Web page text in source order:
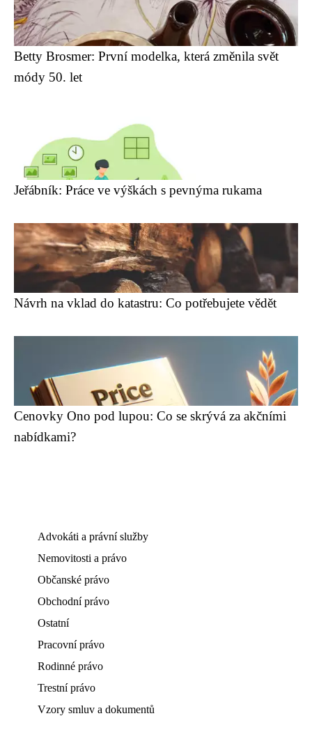
Betty Brosmer: První modelka, která změnila svět
módy 50. let
Jeřábník: Práce ve výškách s pevnýma rukama
Návrh na vklad do katastru: Co potřebujete vědět
Cenovky Ono pod lupou: Co se skrývá za akčními
nabídkami?
Advokáti a právní služby
Nemovitosti a právo
Občanské právo
Obchodní právo
Ostatní
Pracovní právo
Rodinné právo
Trestní právo
Vzory smluv a dokumentů